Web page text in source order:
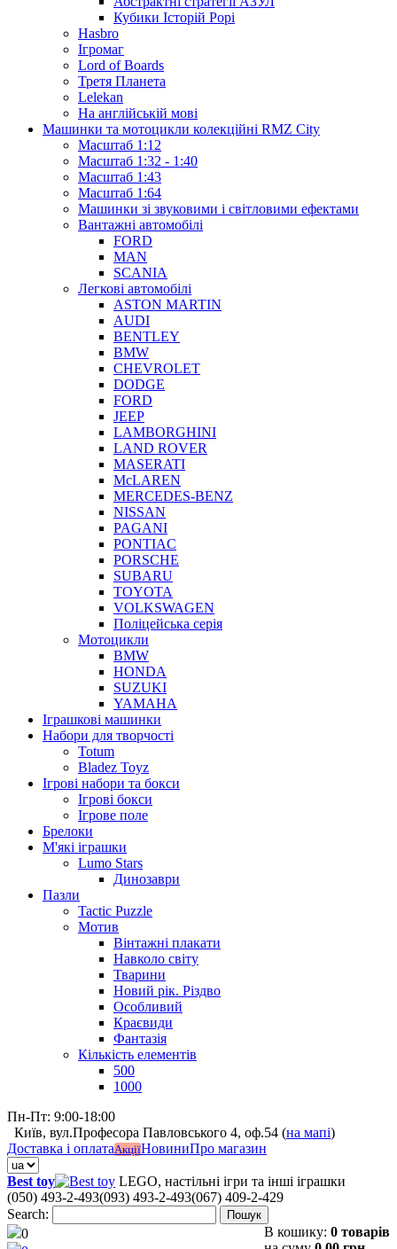
Кубики Історій Рорі
Hasbro
Ігромаг
Lord of Boards
Третя Планета
Lelekan
На англійській мові
Машинки та мотоцикли колекційні RMZ City
Масштаб 1:12
Масштаб 1:32 - 1:40
Масштаб 1:43
Масштаб 1:64
Машинки зі звуковими і світловими ефектами
Вантажні автомобілі
FORD
MAN
SCANIA
Легкові автомобілі
ASTON MARTIN
AUDI
BENTLEY
BMW
CHEVROLET
DODGE
FORD
JEEP
LAMBORGHINI
LAND ROVER
MASERATI
McLAREN
MERCEDES-BENZ
NISSAN
PAGANI
PONTIAC
PORSCHE
SUBARU
TOYOTA
VOLKSWAGEN
Поліцейська серія
Мотоцикли
BMW
HONDA
SUZUKI
YAMAHA
Іграшкові машинки
Набори для творчості
Totum
Bladez Toyz
Ігрові набори та бокси
Ігрові бокси
Ігрове поле
Брелоки
М'які іграшки
Lumo Stars
Динозаври
Пазли
Tactic Puzzle
Мотив
Вінтажні плакати
Навколо світу
Тварини
Новий рік. Різдво
Особливий
Краєвиди
Фантазія
Кількість елементів
500
1000
Пн-Пт: 9:00-18:00
Київ, вул.Професора Павловського 4, оф.54 (на мапі)
Доставка і оплатаАкціїНовиниПро магазин
Best toy
LEGO, настільні ігри та інші іграшки
(050) 493-2-493(093) 493-2-493(067) 409-2-429
Search:
Пошук
0 В кошику: 0 товарів